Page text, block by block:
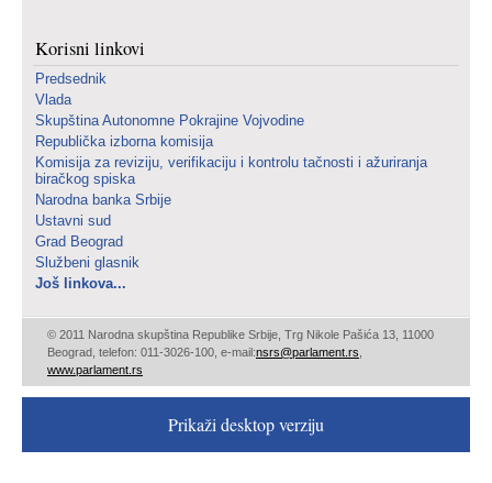
Korisni linkovi
Predsednik
Vlada
Skupština Autonomne Pokrajine Vojvodine
Republička izborna komisija
Komisija za reviziju, verifikaciju i kontrolu tačnosti i ažuriranja
biračkog spiska
Narodna banka Srbije
Ustavni sud
Grad Beograd
Službeni glasnik
Još linkova...
© 2011 Narodna skupština Republike Srbije, Trg Nikole Pašića 13, 11000
Beograd, telefon: 011-3026-100, e-mail:nsrs@parlament.rs
www.parlament.rs
Prikaži desktop verziju